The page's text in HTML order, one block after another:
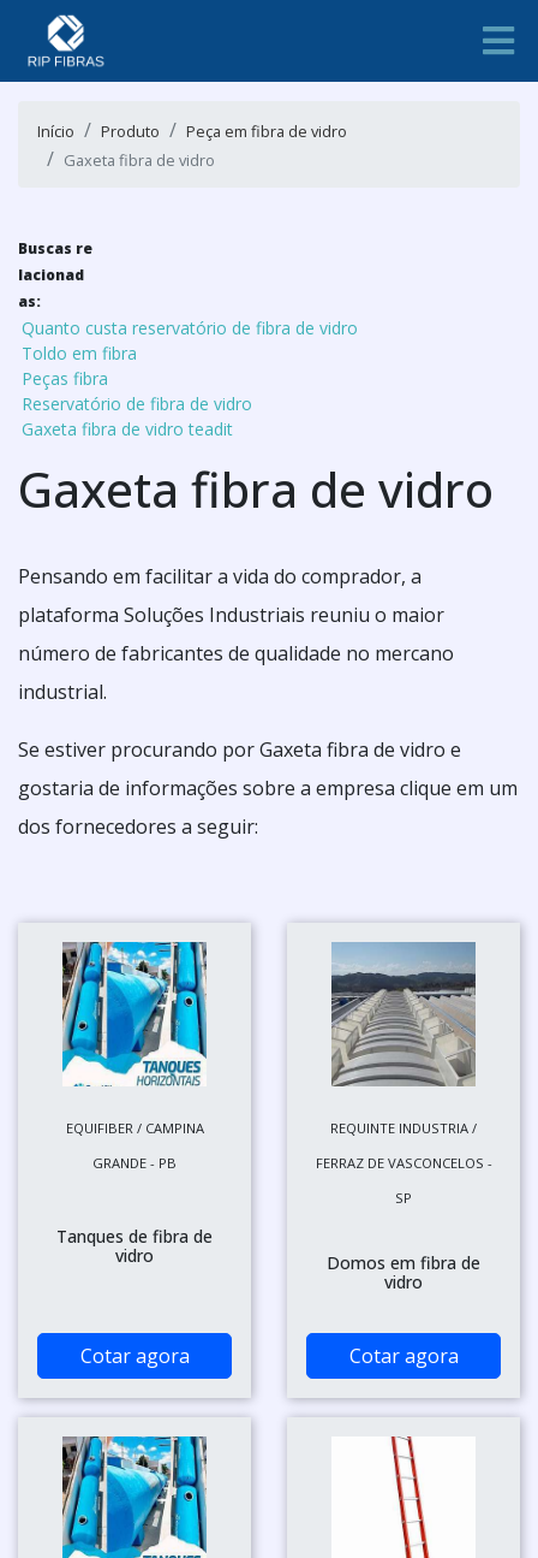
Início Produto
Peça em fibra de vidro
Gaxeta fibra de vidro
Buscas re
lacionad
as:
Quanto custa reservatório de fibra de vidro
Toldo em fibra
Peças fibra
Reservatório de fibra de vidro
Gaxeta fibra de vidro teadit
Gaxeta fibra de vidro
Pensando em facilitar a vida do comprador, a
plataforma Soluções Industriais reuniu o maior
número de fabricantes de qualidade no mercano
industrial.
Se estiver procurando por Gaxeta fibra de vidro e
gostaria de informações sobre a empresa clique em um
dos fornecedores a seguir:
EQUIFIBER / CAMPINA
GRANDE - PB
Tanques de fibra de
vidro
Cotar agora
REQUINTE INDUSTRIA /
FERRAZ DE VASCONCELOS -
SP
Domos em fibra de
vidro
Cotar agora